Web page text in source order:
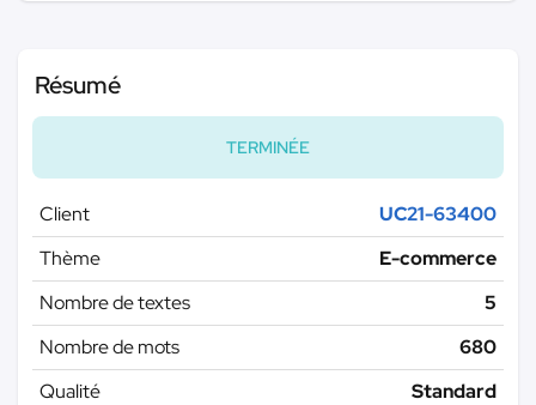
Résumé
TERMINÉE
Client
UC21-63400
Thème
E-commerce
Nombre de textes
5
Nombre de mots
680
Qualité
Standard